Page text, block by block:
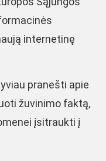
internetinę
pranešti apie
žuvinimo faktą,
įsitraukti į